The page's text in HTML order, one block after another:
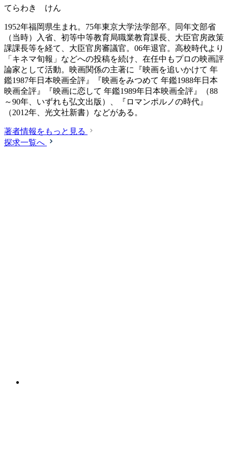
てらわき けん
1952年福岡県生まれ。75年東京大学法学部卒。同年文部省
（当時）入省、初等中等教育局職業教育課長、大臣官房政策
課課長等を経て、大臣官房審議官。06年退官。高校時代より
「キネマ旬報」などへの投稿を続け、在任中もプロの映画評
論家として活動。映画関係の主著に『映画を追いかけて 年
鑑1987年日本映画全評』『映画をみつめて 年鑑1988年日本
映画全評』『映画に恋して 年鑑1989年日本映画全評』（88
～90年、いずれも弘文出版）、『ロマンポルノの時代』
（2012年、光文社新書）などがある。
著者情報をもっと見る
探求一覧へ